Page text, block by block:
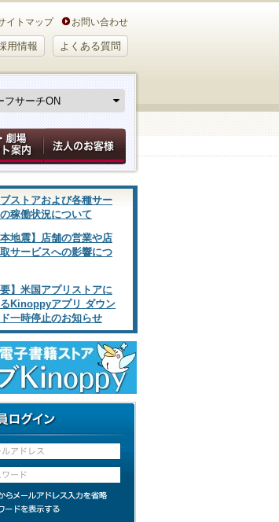
イトマップ お問い合わせ
用情報 よくある質問
ストアおよび各種サー
稼働状況について
本地震】店舗の営業や店
サービスへの影響につ
要】米国アプリストアに
Kinoppyアプリ ダウン
一時停止のお知らせ